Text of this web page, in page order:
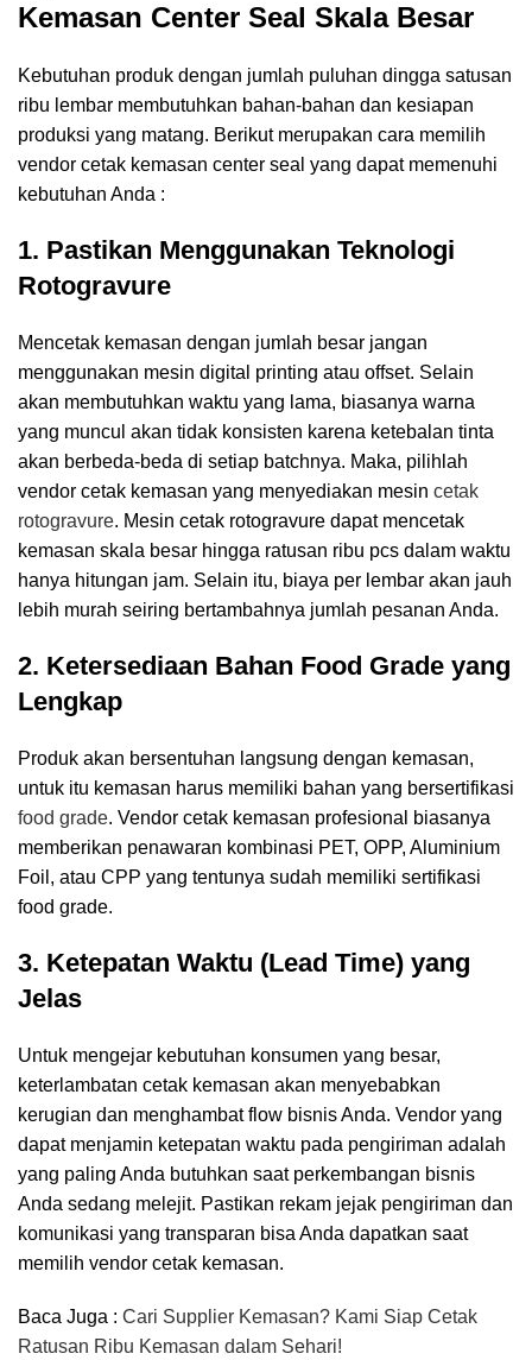
Kemasan Center Seal Skala Besar
Kebutuhan produk dengan jumlah puluhan dingga satusan
ribu lembar membutuhkan bahan-bahan dan kesiapan
produksi yang matang. Berikut merupakan cara memilih
vendor cetak kemasan center seal yang dapat memenuhi
kebutuhan Anda :
1. Pastikan Menggunakan Teknologi
Rotogravure
Mencetak kemasan dengan jumlah besar jangan
menggunakan mesin digital printing atau offset. Selain
akan membutuhkan waktu yang lama, biasanya warna
yang muncul akan tidak konsisten karena ketebalan tinta
akan berbeda-beda di setiap batchnya. Maka, pilihlah
vendor cetak kemasan yang menyediakan mesin cetak
rotogravure. Mesin cetak rotogravure dapat mencetak
kemasan skala besar hingga ratusan ribu pcs dalam waktu
hanya hitungan jam. Selain itu, biaya per lembar akan jauh
lebih murah seiring bertambahnya jumlah pesanan Anda.
2. Ketersediaan Bahan Food Grade yang
Lengkap
Produk akan bersentuhan langsung dengan kemasan,
untuk itu kemasan harus memiliki bahan yang bersertifikasi
food grade. Vendor cetak kemasan profesional biasanya
memberikan penawaran kombinasi PET, OPP, Aluminium
Foil, atau CPP yang tentunya sudah memiliki sertifikasi
food grade.
3. Ketepatan Waktu (Lead Time) yang
Jelas
Untuk mengejar kebutuhan konsumen yang besar,
keterlambatan cetak kemasan akan menyebabkan
kerugian dan menghambat flow bisnis Anda. Vendor yang
dapat menjamin ketepatan waktu pada pengiriman adalah
yang paling Anda butuhkan saat perkembangan bisnis
Anda sedang melejit. Pastikan rekam jejak pengiriman dan
komunikasi yang transparan bisa Anda dapatkan saat
memilih vendor cetak kemasan.
Baca Juga : Cari Supplier Kemasan? Kami Siap Cetak
Ratusan Ribu Kemasan dalam Sehari!